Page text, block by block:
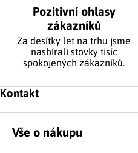
Pozitivní ohlasy
zákazníků
Za desítky let na trhu jsme
nasbírali stovky tisíc
spokojených zákazníků.
Zápatí
Kontakt
Vše o nákupu